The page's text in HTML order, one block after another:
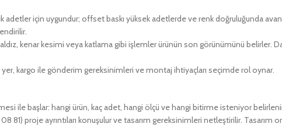
adetler için uygundur; offset baskı yüksek adetlerde ve renk doğruluğunda
kenar kesimi veya katlama gibi işlemler ürünün son görünümünü belirler.
kargo ile gönderim gereksinimleri ve montaj ihtiyaçları seçimde rol oynar.
ile başlar: hangi ürün, kaç adet, hangi ölçü ve hangi bitirme isteniyor
proje ayrıntıları konuşulur ve tasarım gereksinimleri netleştirilir. Tasarım